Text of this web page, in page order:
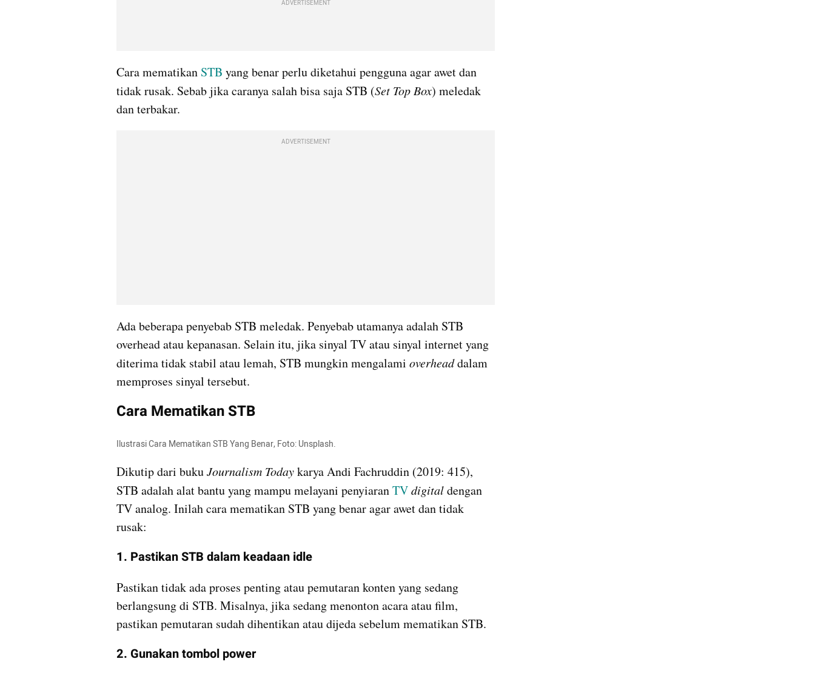
ADVERTISEMENT
Cara mematikan STB yang benar perlu diketahui pengguna agar awet dan
tidak rusak. Sebab jika caranya salah bisa saja STB (Set Top Box) meledak
dan terbakar.
ADVERTISEMENT
Ada beberapa penyebab STB meledak. Penyebab utamanya adalah STB
overhead atau kepanasan. Selain itu, jika sinyal TV atau sinyal internet yang
diterima tidak stabil atau lemah, STB mungkin mengalami overhead dalam
memproses sinyal tersebut.
Cara Mematikan STB
Ilustrasi Cara Mematikan STB Yang Benar, Foto: Unsplash.
Dikutip dari buku Journalism Today karya Andi Fachruddin (2019: 415),
STB adalah alat bantu yang mampu melayani penyiaran TVdigital dengan
TV analog. Inilah cara mematikan STB yang benar agar awet dan tidak
rusak:
1. Pastikan STB dalam keadaan idle
Pastikan tidak ada proses penting atau pemutaran konten yang sedang
berlangsung di STB. Misalnya, jika sedang menonton acara atau film,
pastikan pemutaran sudah dihentikan atau dijeda sebelum mematikan STB.
2. Gunakan tombol power